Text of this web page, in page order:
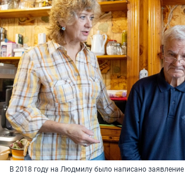
В 2018 году на Людмилу было написано